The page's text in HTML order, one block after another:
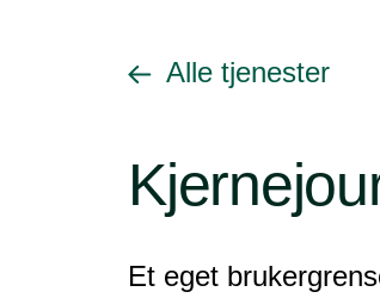
Gå tilbake til
Alle tjenester
Et eget